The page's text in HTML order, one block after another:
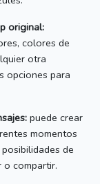
original:
colores de
otra
opciones para
puede crear
momentos
de
o compartir.